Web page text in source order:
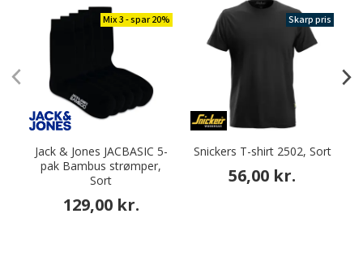
Mix 3 - spar 20%
Jack & Jones JACBASIC 5-
pak Bambus strømper,
Sort
129,00 kr.
Skarp pris
Snickers T-shirt 2502, Sort
56,00 kr.